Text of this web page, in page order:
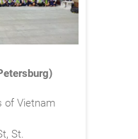
of Vietnam
St.